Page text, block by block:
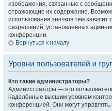
изображения, связанные с
отражающие их содержание.
использования значков тем зависит
разрешений, установленных
конференции.
Вернуться к началу
Уровни пользователей и
Кто такие администраторы?
Администраторы — это
наделённые высшим уровнем
конференцией. Они могут управлять